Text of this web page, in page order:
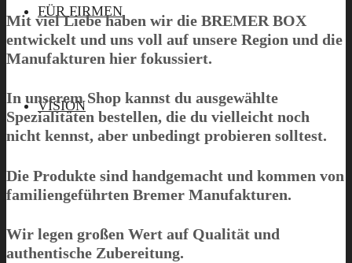
FÜR FIRMEN
VISION
Mit viel Liebe haben wir die BREMER BOX
entwickelt und uns voll auf unsere Region und die
Manufakturen hier fokussiert.
In unserem Shop kannst du ausgewählte
Spezialitäten bestellen, die du vielleicht noch
nicht kennst, aber unbedingt probieren solltest.
Die Produkte sind handgemacht und kommen von
familiengeführten Bremer Manufakturen.
Wir legen großen Wert auf Qualität und
authentische Zubereitung.